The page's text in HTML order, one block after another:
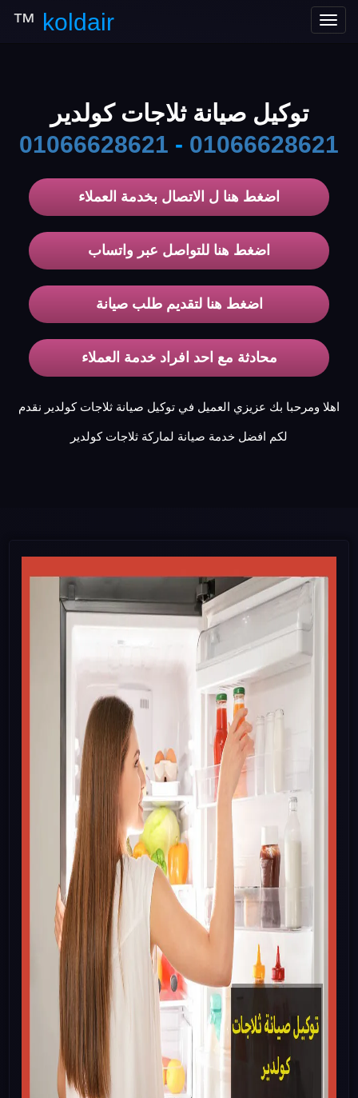
Toggle
koldair
™
توكيل صيانة ثلاجات كولدير
01066628621
-
01066628621
اضغط هنا ل الاتصال بخدمة العملاء
اضغط هنا للتواصل عبر واتساب
اضغط هنا لتقديم طلب صيانة
محادثة مع احد افراد خدمة العملاء
اهلا ومرحبا بك عزيزي العميل في توكيل صيانة ثلاجات كولدير نقدم
لكم افضل خدمة صيانة لماركة ثلاجات كولدير